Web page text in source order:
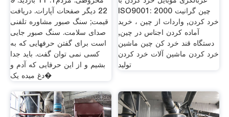
22 دیگر صفحات آپارات. دریافت
قیمت; سنگ صبور مشاوره تلفنی
صدای سلامت. سنگ صبور جایی
است برای گفتن حرفهایی که به
کسی نمی توان گفت. باید جدا
بشیم و از این حرفایی که آدم و
دغ میده یک�
ISO9001: 2000 چین گرانیت
خرد کردن, واردات از چین ، خرید
آماده کردن اجناس در چین,
دستگاه قند خرد کن چین ماشین
خرد کردن ماشین آلات خرد کردن
تولید